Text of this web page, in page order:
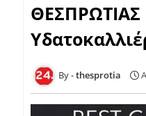
ΘΕΣΠΡΩΤΙΑΣ
thesprotia